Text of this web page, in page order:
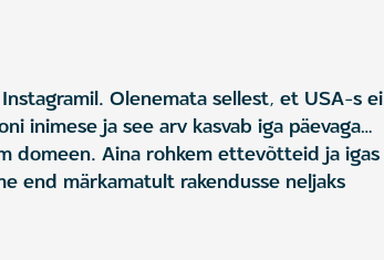
Olenemata sellest, et USA-s ei
inimese ja see arv kasvab iga päevaga…
domeen. Aina rohkem ettevõtteid ja igas
end märkamatult rakendusse neljaks